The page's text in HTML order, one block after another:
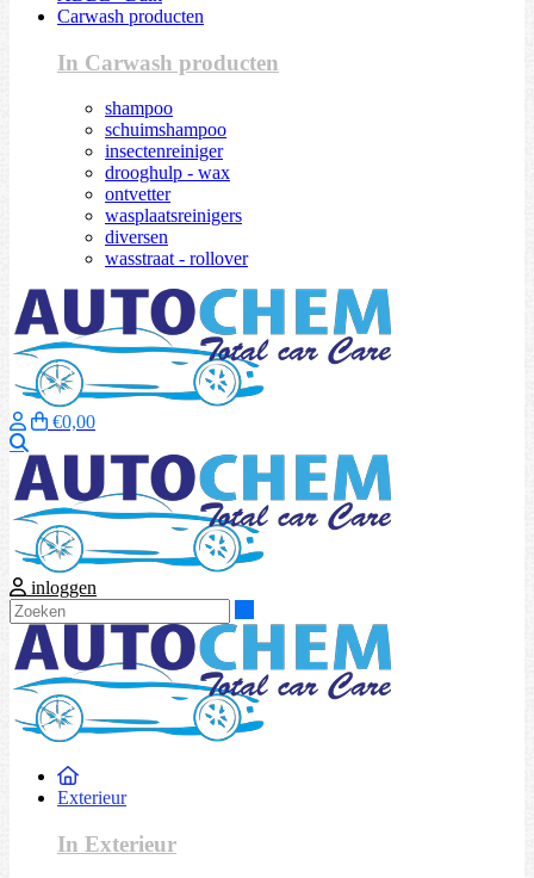
Carwash producten
In Carwash producten
shampoo
schuimshampoo
insectenreiniger
drooghulp - wax
ontvetter
wasplaatsreinigers
diversen
wasstraat - rollover
€0,00
inloggen
Exterieur
In Exterieur